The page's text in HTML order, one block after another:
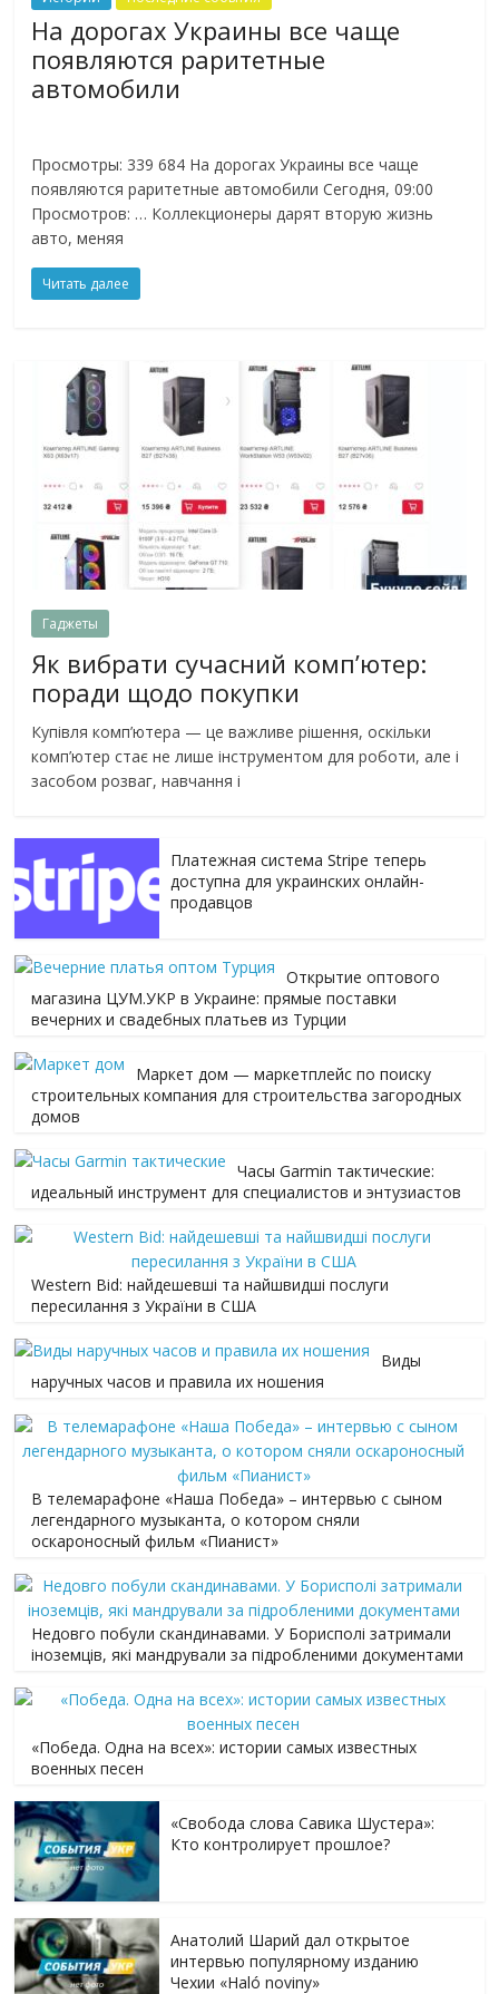
На дорогах Украины все чаще
появляются раритетные
автомобили
Просмотры: 339 684 На дорогах Украины все чаще
появляются раритетные автомобили Сегодня, 09:00
Просмотров: … Коллекционеры дарят вторую жизнь
авто, меняя
Читать далее
Гаджеты
Як вибрати сучасний комп’ютер:
поради щодо покупки
Купівля комп’ютера — це важливе рішення, оскільки
комп’ютер стає не лише інструментом для роботи, але і
засобом розваг, навчання і
Платежная система Stripe теперь
доступна для украинских онлайн-
продавцов
Открытие оптового
магазина ЦУМ.УКР в Украине: прямые поставки
вечерних и свадебных платьев из Турции
Маркет дом — маркетплейс по поиску
строительных компания для строительства загородных
домов
Часы Garmin тактические:
идеальный инструмент для специалистов и энтузиастов
Western Bid: найдешевші та найшвидші послуги
пересилання з України в США
Виды
наручных часов и правила их ношения
В телемарафоне «Наша Победа» – интервью с сыном
легендарного музыканта, о котором сняли
оскароносный фильм «Пианист»
Недовго побули скандинавами. У Борисполі затримали
іноземців, які мандрували за підробленими документами
«Победа. Одна на всех»: истории самых известных
военных песен
«Свобода слова Савика Шустера»:
Кто контролирует прошлое?
Анатолий Шарий дал открытое
интервью популярному изданию
Чехии «Haló noviny»